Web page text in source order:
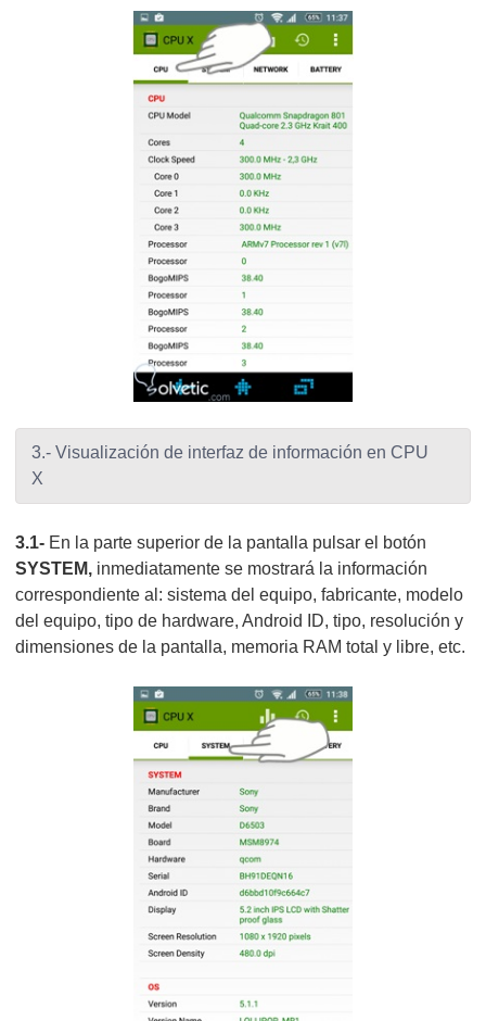
3.- Visualización de interfaz de información en CPU
X
3.1- En la parte superior de la pantalla pulsar el botón
SYSTEM, inmediatamente se mostrará la información
correspondiente al: sistema del equipo, fabricante, modelo
del equipo, tipo de hardware, Android ID, tipo, resolución y
dimensiones de la pantalla, memoria RAM total y libre, etc.